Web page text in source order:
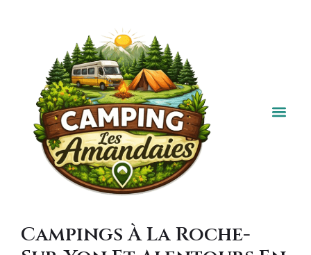
Campings À La Roche-